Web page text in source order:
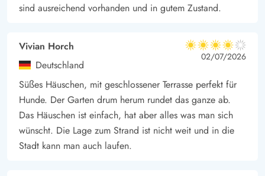
sind ausreichend vorhanden und in gutem Zustand.
Vivian Horch
Deutschland
4 von 5
4 von 5
4 out of 5
02/07/2026
Süßes Häuschen, mit geschlossener Terrasse perfekt für
Hunde. Der Garten drum herum rundet das ganze ab.
Das Häuschen ist einfach, hat aber alles was man sich
wünscht. Die Lage zum Strand ist nicht weit und in die
Stadt kann man auch laufen.